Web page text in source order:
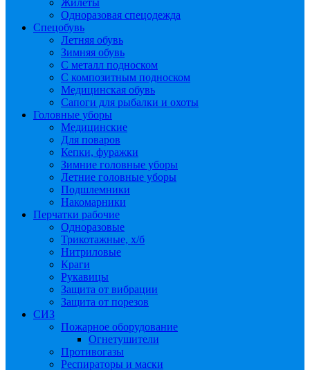
Жилеты
Одноразовая спецодежда
Спецобувь
Летняя обувь
Зимняя обувь
С металл подноском
С композитным подноском
Медицинская обувь
Сапоги для рыбалки и охоты
Головные уборы
Медицинские
Для поваров
Кепки, фуражки
Зимние головные уборы
Летние головные уборы
Подшлемники
Накомарники
Перчатки рабочие
Одноразовые
Трикотажные, х/б
Нитриловые
Краги
Рукавицы
Защита от вибрации
Защита от порезов
СИЗ
Пожарное оборудование
Огнетушители
Противогазы
Респираторы и маски